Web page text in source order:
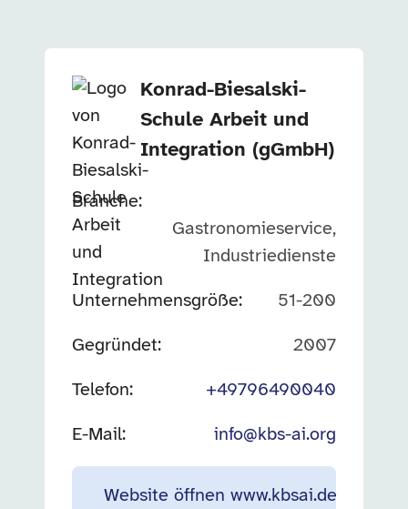
Unternehmensinformationen
Konrad-Biesalski-
Schule Arbeit und
Integration (gGmbH)
Branche:
Gastronomieservice,
Industriedienste
Unternehmensgröße: 51-200
Gegründet: 2007
Telefon: +49796490040
E-Mail: info@kbs-ai.org
Website öffnen www.kbsai.de